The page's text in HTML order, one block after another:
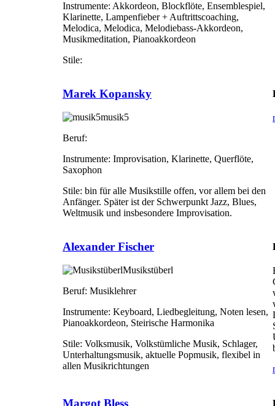
Instrumente: Akkordeon, Blockflöte, Ensemblespiel,
Klarinette, Lampenfieber + Auftrittscoaching,
Melodica, Melodica, Melodiebass-Akkordeon,
Musikmeditation, Pianoakkordeon
Stile:
Marek Kopansky
musik5
Beruf:
Instrumente: Improvisation, Klarinette, Querflöte,
Saxophon
Stile: bin für alle Musikstille offen, vor allem bei den
Anfänger. Später ist der Schwerpunkt Jazz, Blues,
Weltmusik und insbesondere Improvisation.
Alexander Fischer
Musikstüberl
Beruf: Musiklehrer
Instrumente: Keyboard, Liedbegleitung, Noten lesen,
Pianoakkordeon, Steirische Harmonika
Stile: Volksmusik, Volkstümliche Musik, Schlager,
Unterhaltungsmusik, aktuelle Popmusik, flexibel in
allen Musikrichtungen
Margot Bless